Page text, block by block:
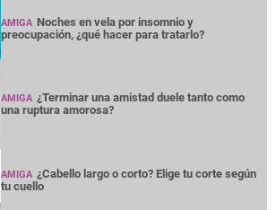
AMIGA Noches en vela por insomnio y
preocupación, ¿qué hacer para tratarlo?
AMIGA ¿Terminar una amistad duele tanto como
una ruptura amorosa?
AMIGA ¿Cabello largo o corto? Elige tu corte según
tu cuello